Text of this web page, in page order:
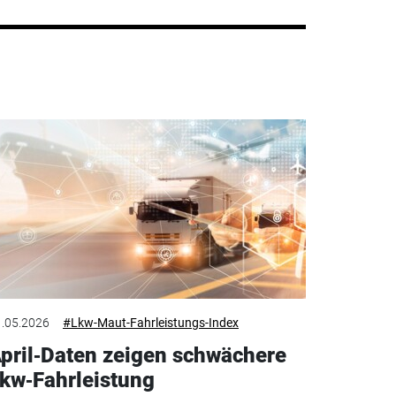
#Lkw-Maut-Fahrleistungs-Index
zeigen schwächere